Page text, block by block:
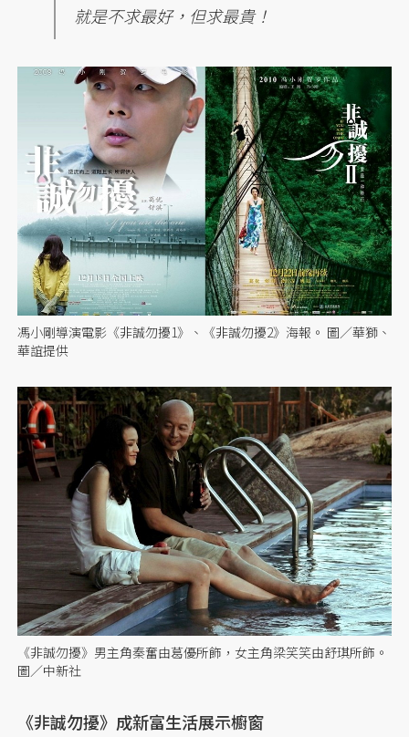
就是不求最好，但求最貴！
馮小剛導演電影《非誠勿擾1》、《非誠勿擾2》海報。 圖／華獅、
華誼提供
《非誠勿擾》男主角秦奮由葛優所飾，女主角梁笑笑由舒琪所飾。
圖／中新社
《非誠勿擾》成新富生活展示櫥窗